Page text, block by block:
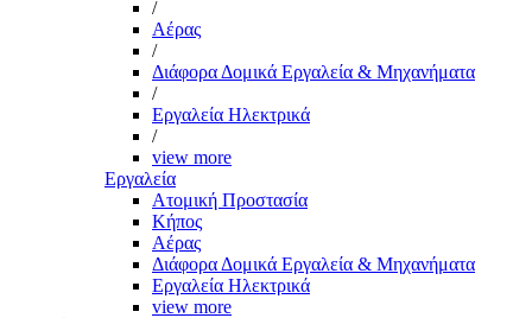
/
Αέρας
/
Διάφορα Δομικά Εργαλεία & Μηχανήματα
/
Εργαλεία Ηλεκτρικά
/
view more
Εργαλεία
Aτομική Προστασία
Kήπος
Αέρας
Διάφορα Δομικά Εργαλεία & Μηχανήματα
Εργαλεία Ηλεκτρικά
view more